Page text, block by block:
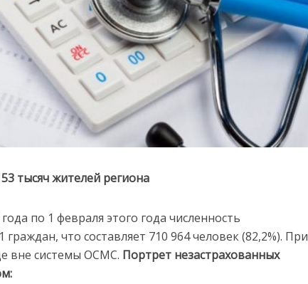
тысяч жителей региона
по 1 февраля этого года численность
что составляет 710 964 человек (82,2%). При
вне системы ОСМС. Портрет незастрахованных